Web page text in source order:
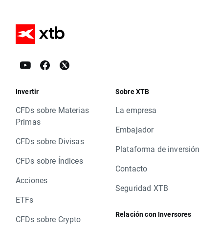
Invertir
CFDs sobre Materias
Primas
CFDs sobre Divisas
CFDs sobre Índices
Acciones
ETFs
CFDs sobre Crypto
Sobre XTB
La empresa
Embajador
Plataforma de inversión
Contacto
Seguridad XTB
Relación con Inversores